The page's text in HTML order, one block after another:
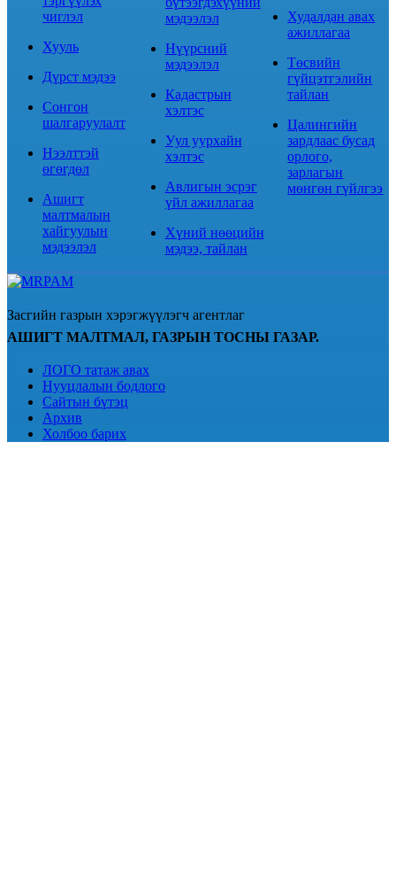
чиглэл
Хууль
Дүрст мэдээ
Сонгон
шалгаруулалт
Нээлттэй
өгөгдөл
Ашигт
малтмалын
хайгуулын
мэдээлэл
мэдээлэл
Нүүрсний
мэдээлэл
Кадастрын
хэлтэс
Уул уурхайн
хэлтэс
Авлигын эсрэг
үйл ажиллагаа
Хүний нөөцийн
мэдээ, тайлан
Худалдан авах
ажиллагаа
Төсвийн
гүйцэтгэлийн
тайлан
Цалингийн
зардлаас бусад
орлого,
зарлагын
мөнгөн гүйлгээ
Засгийн газрын хэрэгжүүлэгч агентлаг
АШИГТ МАЛТМАЛ, ГАЗРЫН ТОСНЫ ГАЗАР.
ЛОГО татаж авах
Нууцлалын бодлого
Сайтын бүтэц
Архив
Холбоо барих